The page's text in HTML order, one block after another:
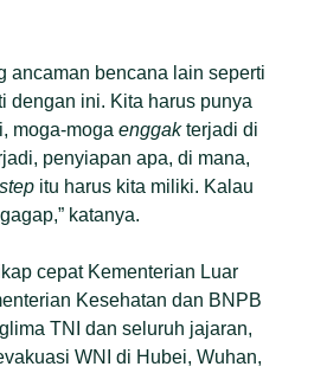
ancaman bencana lain seperti
dengan ini. Kita harus punya
moga-mogaenggakterjadi di
penyiapan apa, di mana,
itu harus kita miliki. Kalau
katanya.
cepat Kementerian Luar
Kesehatan dan BNPB
TNI dan seluruh jajaran,
WNI di Hubei, Wuhan,